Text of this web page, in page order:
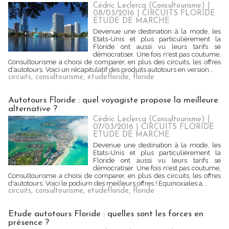
Cédric Leclercq (Consultourisme) |
08/03/2016 |CIRCUITS FLORIDE
ETUDE DE MARCHE
Devenue une destination à la mode, les
Etats-Unis et plus particulièrement la
Floride ont aussi vu leurs tarifs se
démocratiser. Une fois n'est pas coutume,
Consultourisme a choisi de comparer, en plus des circuits, les offres
d'autotours. Voici un récapitulatif des produits autotours en version...
circuits, consultourisme, etudefloride, floride
Autotours Floride : quel voyagiste propose la meilleure
alternative ?
Cédric Leclercq (Consultourisme) |
07/03/2016 |CIRCUITS FLORIDE
ETUDE DE MARCHE
Devenue une destination à la mode, les
Etats-Unis et plus particulièrement la
Floride ont aussi vu leurs tarifs se
démocratiser. Une fois n'est pas coutume,
Consultourisme a choisi de comparer, en plus des circuits, les offres
d'autotours. Voici le podium des meilleurs offres ! Equinoxiales a...
circuits, consultourisme, etudefloride, floride
Etude autotours Floride : quelles sont les forces en
présence ?